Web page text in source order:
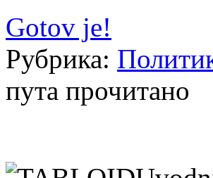
Gotov je!
Рубрика:
пута